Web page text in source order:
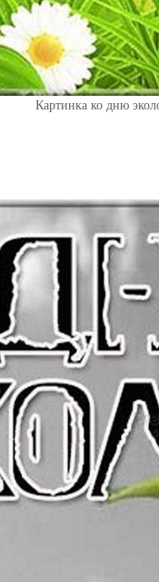
Картинка ко дню